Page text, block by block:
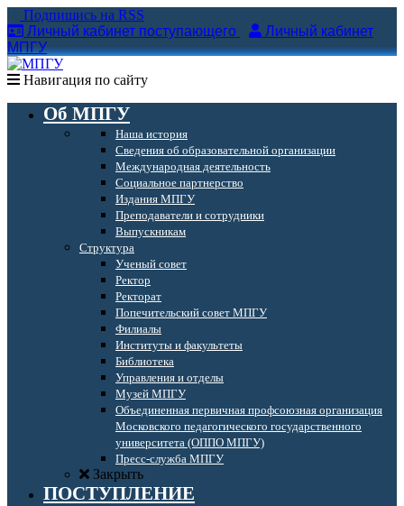
Подпишись на RSS
Личный кабинет поступающего
Личный кабинет
МПГУ
Навигация по сайту
Об МПГУ
Наша история
Сведения об образовательной организации
Международная деятельность
Социальное партнерство
Издания МПГУ
Преподаватели и сотрудники
Выпускникам
Структура
Ученый совет
Ректор
Ректорат
Попечительский совет МПГУ
Филиалы
Институты и факультеты
Библиотека
Управления и отделы
Музей МПГУ
Объединенная первичная профсоюзная организация
Московского педагогического государственного
университета (ОППО МПГУ)
Пресс-служба МПГУ
Закрыть
ПОСТУПЛЕНИЕ